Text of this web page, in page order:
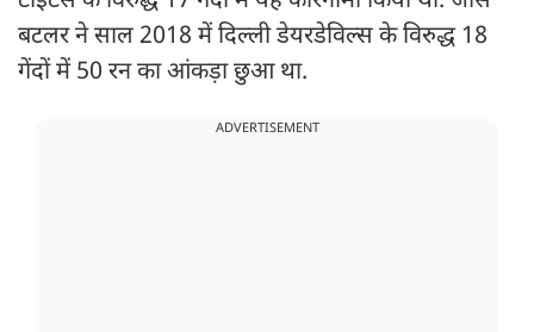
बटलर ने साल 2018 में दिल्ली डेयरडेविल्स के विरुद्ध 18
गेंदों में 50 रन का आंकड़ा छुआ था.
ADVERTISEMENT